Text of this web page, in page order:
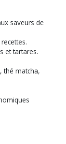
saveurs de
et tartares.
thé matcha,